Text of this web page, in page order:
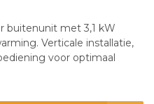
buitenunit met 3,1 kW
Verticale installatie,
voor optimaal